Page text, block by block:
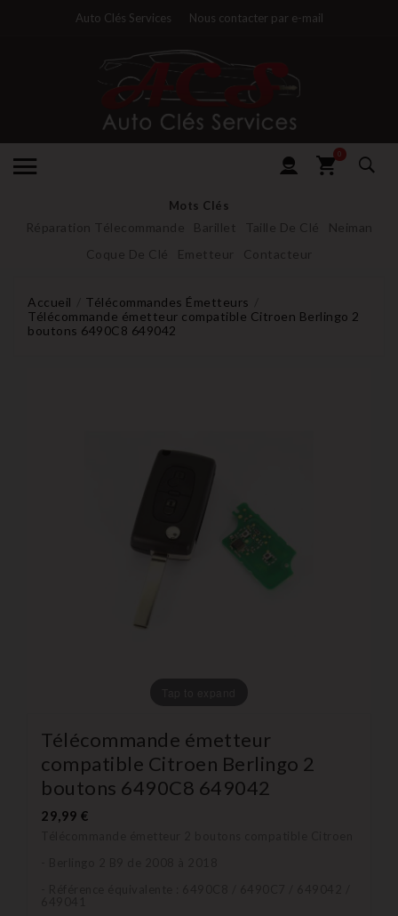
Auto Clés Services Nous contacter par e-mail
0
Mots Clés
Réparation Télecommande Barillet Taille De Clé
Neiman
Coque De Clé
Emetteur Contacteur
Accueil
Télécommandes Émetteurs
Télécommande émetteur compatible Citroen Berlingo 2
boutons 6490C8 649042
Télécommande émetteur
compatible Citroen Berlingo 2
boutons 6490C8 649042
29,99 €